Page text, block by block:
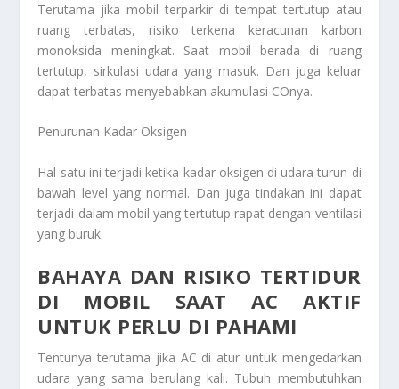
Terutama jika mobil terparkir di tempat tertutup atau
ruang terbatas, risiko terkena keracunan karbon
monoksida meningkat. Saat mobil berada di ruang
tertutup, sirkulasi udara yang masuk. Dan juga keluar
dapat terbatas menyebabkan akumulasi COnya.
Penurunan Kadar Oksigen
Hal satu ini terjadi ketika kadar oksigen di udara turun di
bawah level yang normal. Dan juga tindakan ini dapat
terjadi dalam mobil yang tertutup rapat dengan ventilasi
yang buruk.
BAHAYA DAN RISIKO TERTIDUR
DI MOBIL SAAT AC AKTIF
UNTUK PERLU DI PAHAMI
Tentunya terutama jika AC di atur untuk mengedarkan
udara yang sama berulang kali. Tubuh membutuhkan